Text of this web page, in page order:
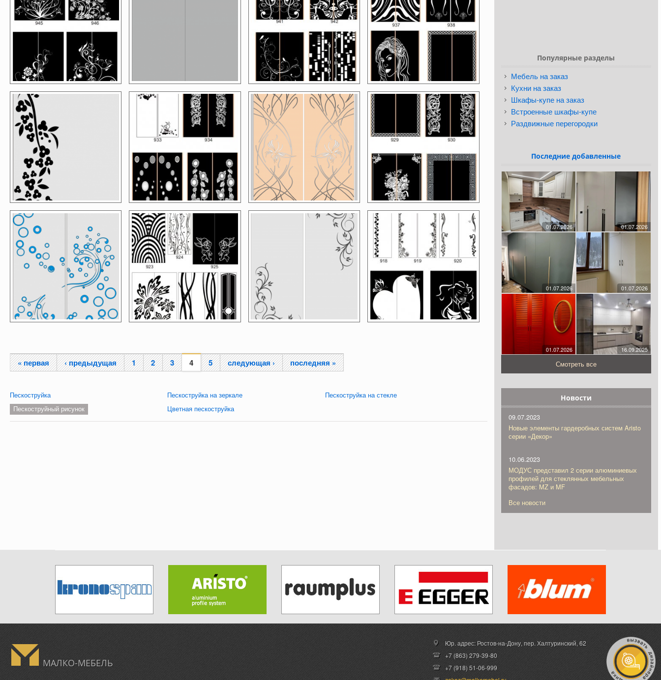
Страницы
« первая ‹ предыдущая 1 2 3 4 5 следующая › последняя »
Пескоструйка Пескоструйка на зеркале
Пескоструйка на стекле
Пескоструйный рисунок
Цветная пескоструйка
Популярные разделы
Мебель на заказ
Кухни на заказ
Шкафы-купе на заказ
Встроенные шкафы-купе
Раздвижные перегородки
Последние добавленные
01.07.2026 01.07.2026
01.07.2026 01.07.2026
01.07.2026 16.09.2025
Смотреть все
Новости
09.07.2023
Новые элементы гардеробных систем Aristo
серии «Декор»
10.06.2023
МОДУС представил 2 серии алюминиевых
профилей для стеклянных мебельных
фасадов: MZ и MF
Все новости
МАЛКО-МЕБЕЛЬ
Юр. адрес: Ростов-на-Дону,пер. Халтуринский, 62
+7 (863) 279-39-80
+7 (918) 51-06-999